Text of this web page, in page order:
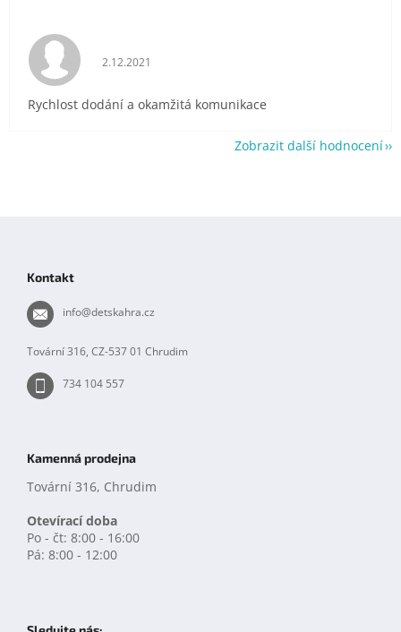
Hodnocení obchodu je 5 z 5 hvězdiček.
2.12.2021
Rychlost dodání a okamžitá komunikace
Zobrazit další hodnocení
Kontakt
info@detskahra.cz
Tovární 316, CZ-537 01 Chrudim
734 104 557
Kamenná prodejna
Tovární 316, Chrudim
Otevírací doba
Po - čt: 8:00 - 16:00
Pá: 8:00 - 12:00